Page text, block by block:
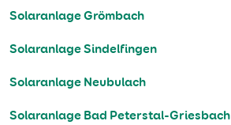
Solaranlage Grömbach
Solaranlage Sindelfingen
Solaranlage Neubulach
Solaranlage Bad Peterstal-Griesbach